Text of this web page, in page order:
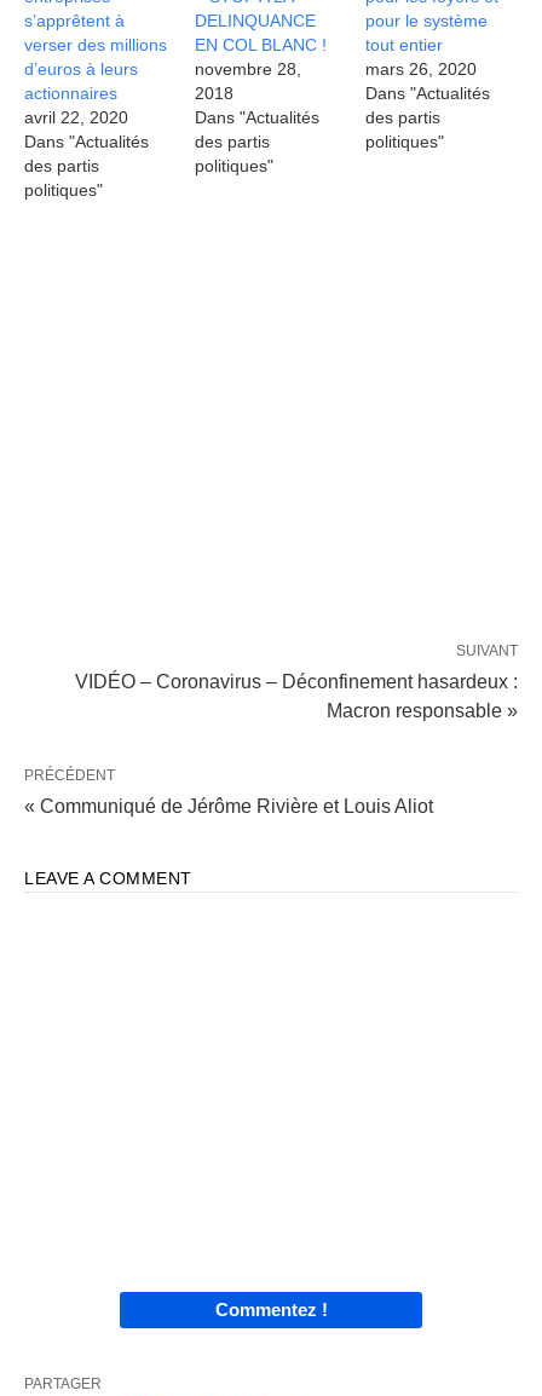
s’apprêtent à
verser des millions
d’euros à leurs
actionnaires
avril 22, 2020
Dans "Actualités
des partis
politiques"
DELINQUANCE
EN COL BLANC !
novembre 28,
2018
Dans "Actualités
des partis
politiques"
pour le système
tout entier
mars 26, 2020
Dans "Actualités
des partis
politiques"
SUIVANT
VIDÉO – Coronavirus – Déconfinement hasardeux :
Macron responsable »
PRÉCÉDENT
« Communiqué de Jérôme Rivière et Louis Aliot
LEAVE A COMMENT
Commentez !
PARTAGER